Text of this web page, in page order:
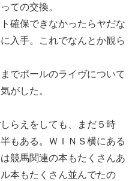
ての交換。
確保できなかったらヤだな
入手。これでなんとか観ら
でポールのライヴについて
がした。
らえをしても、まだ５時
もある。ＷＩＮＳ横にある
競馬関連の本もたくさんあ
本もたくさん並んでたの